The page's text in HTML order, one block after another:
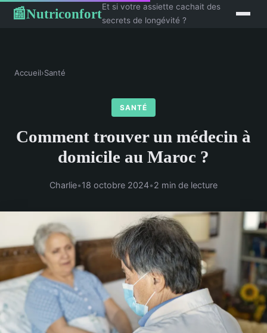
📰NutriconfortEt si votre assiette cachait des
secrets de longévité ?
Accueil›Santé
SANTÉ
Comment trouver un médecin à
domicile au Maroc ?
Charlie•18 octobre 2024•2 min de lecture